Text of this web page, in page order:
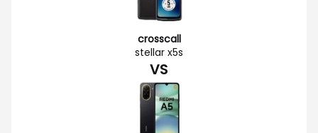
crosscall
stellar x5s
VS